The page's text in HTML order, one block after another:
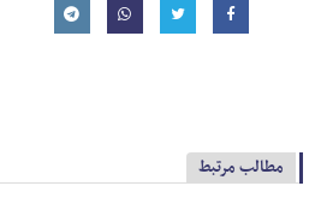
مطالب مرتبط